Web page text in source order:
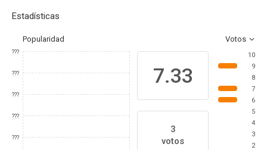
Estadísticas
Popularidad Votos
???
???
???
???
???
7.33
3
votos
10
9
8
7
6
5
4
3
2